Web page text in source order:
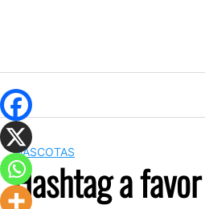
MASCOTAS
Hashtag a